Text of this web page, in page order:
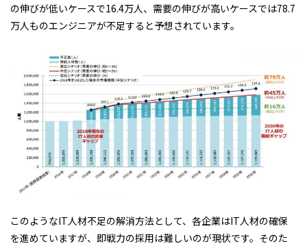
の伸びが低いケースで16.4万人、需要の伸びが高いケースでは78.7
万人ものエンジニアが不足すると予想されています。
このようなIT人材不足の解消方法として、各企業はIT人材の確保
を進めていますが、即戦力の採用は難しいのが現状です。そのた